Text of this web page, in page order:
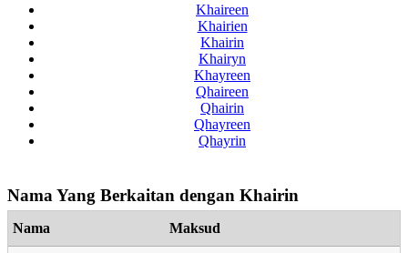
Khaireen
Khairien
Khairin
Khairyn
Khayreen
Qhaireen
Qhairin
Qhayreen
Qhayrin
Nama Yang Berkaitan dengan Khairin
Nama Maksud